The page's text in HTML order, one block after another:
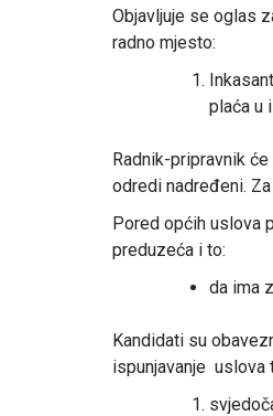
Objavljuje se oglas
radno mjesto:
plaća u
Radnik-pripravnik
odredi nadređeni.
Pored općih uslova
preduzeća i to:
da ima
Kandidati su
ispunjavanje uslova